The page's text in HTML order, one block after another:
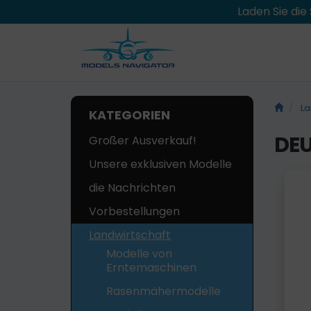
Laden Sie
KATEGORIEN
Großer Ausverkauf!
Unsere exklusiven Modelle
die Nachrichten
Vorbestellungen
Landwirtschaft
Modelle von
Erntemaschinen
Rasenmähermodelle